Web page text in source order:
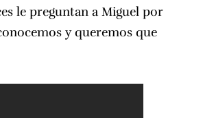
le preguntan a Miguel por
y queremos que